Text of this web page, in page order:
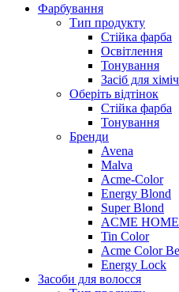
Фарбування
Тип продукту
Стійка фарба
Освітлення
Тонування
Засіб для
Оберіть відтінок
Стійка фарба
Тонування
Бренди
Avena
Malva
Acme-Color
Energy Blond
Super Blond
ACME
Tin Color
Acme Color
Energy Lock
Засоби для волосся